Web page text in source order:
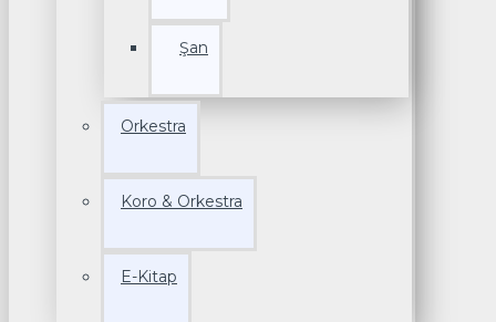
Şan
Orkestra
Koro & Orkestra
E-Kitap